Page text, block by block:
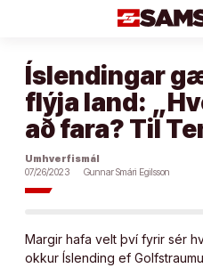
Íslendingar
flýja land:
að fara? Til
Umhverfismál
07/26/2023
Gunnar Smári Egilsson
Margir hafa velt því fyrir sér
okkur Íslending ef